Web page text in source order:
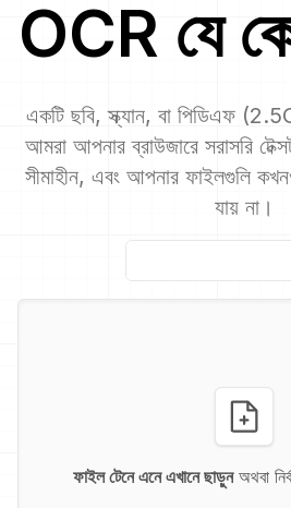
OCR যে
একটি ছবি, স্ক্যান, বা পিডিএফ
আমরা আপনার ব্রাউজারে সরাসরি
সীমাহীন, এবং আপনার ফাইলগুলি
যায় না।
ফাইল টেনে এনে এখানে ছাড়ুনঅথবা